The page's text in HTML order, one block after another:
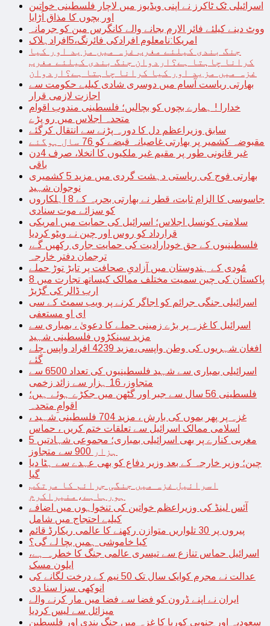
اسرائیلی ٹک ٹاکرز نے اپنی ویڈیوز میں لاچار فلسطینی خواتین
اور بچوں کا مذاق اُڑایا
ووٹ دینے کیلئے فائر الارم بجانے والے کانگرس مین کو جرمانہ
امریکا:نامعلوم افرادکی فائرنگ،5افرادہلاک
جنگ بندی کیلئے مغرب غزہ میں مزید اور کیا
کرانا چاہتا ہے؟اردوان جنگ بندی کیلئے مغرب
غزہ میں مزید اور کیا کرانا چاہتا ہے؟اردوان
بھارتی ریاست آسام میں دوسری شادی کیلیے حکومت سے
اجازت لازمی قرار
خدارا ! ہمارے بچوں کو بچالیں؛ فلسطینی مندوب اقوام
متحدہ اجلاس میں رو پڑے
سابق وزیراعظم دل کا دورہ پڑنے سے انتقال کرگئے
مقبوضہ کشمیر پر بھارتی غاصبانہ قبضے کو 76 سال ہوگئے
غیر قانونی طور پر مقیم غیر ملکیوں کا انخلا، صرف 4دن
باقی
بھارتی فوج کی ریاستی دہشت گردی میں مزید 5 کشمیری
نوجوان شہید
جاسوسی کا الزام ثابت، قطر نے بھارتی بحریہ کے 8 اہلکاروں
کو سزائے موت سنادی
سلامتی کونسل اجلاس؛ اسرائیل کی حمایت میں امریکی
قرارداد کو روس اور چین نے ویٹو کردیا
فلسطینیوں کے حق خودارادیت کی حمایت جاری رکھیں گے،
ترجمان دفتر خارجہ
مُودی کے ہندوستان میں آزادیِ صحافت پر تابڑ توڑ حملے
پاکستان کی چین سمیت مختلف ممالک کیساتھ تجارت میں 8
ارب ڈالر کی گڑبڑ
اسرائیلی جنگی جرائم کو اجاگر کرنے پر ویب سمٹ کے سی
ای او مستعفی
اسرائیل کا غزہ پر بڑے زمینی حملے کا دعویٰ ، بمباری سے
مزید سینکڑوں فلسطینی شہید
افغان شہریوں کی وطن واپسی،مزید 4239 افراد واپس چلے
گئے
اسرائیلی بمباری سے شہید فلسطینیوں کی تعداد 6500 سے
متجاوز، 16 ہزار سے زائد زخمی
فلسطینی 56 سال سے جبر اور گٹھن میں جکڑے ہوئے ہیں؛
اقوامِ متحدہ
غزہ پر پھر بموں کی بارش ، مزید 704 فلسطینی شہید ،
اسلامی ممالک اسرائیل سے تعلقات ختم کریں ، حماس
مغربی کنارے پر بھی اسرائیلی بمباری؛ مجموعی شہادتیں 5
ہزار 900 سے متجاوز
چین؛ وزیر خارجہ کے بعد وزیر دفاع کو بھی عہدے سے ہٹا دیا
گیا
اسرائیل غزہ میں جنگی جرائم کا مرتکب
ہورہاہے،منیراکرم
آئس لینڈ کی وزیراعظم خواتین کی تنخواہوں میں اضافے
کیلیے احتجاج میں شامل
پیروں پر 30 تلواریں متوازن رکھنے کا عالمی ریکارڈ قائم
کیا خاموشی ہمیں بچا لے گی؟
اسرائیل حماس تنازع سے تیسری عالمی جنگ کا خطرہ ہے،
ایلون مسک
عدالت نے مجرم کوایک سال تک 50 نیم کے درخت لگانے کی
انوکھی سزا سنا دی
ایران نے اپنے ڈرون کو فضا سے فضا میں مار کرنے والے
میزائل سے لیس کردیا
سعودیہ اور جنوبی کوریا کا غزہ میں جنگ بندی اور فلسطین